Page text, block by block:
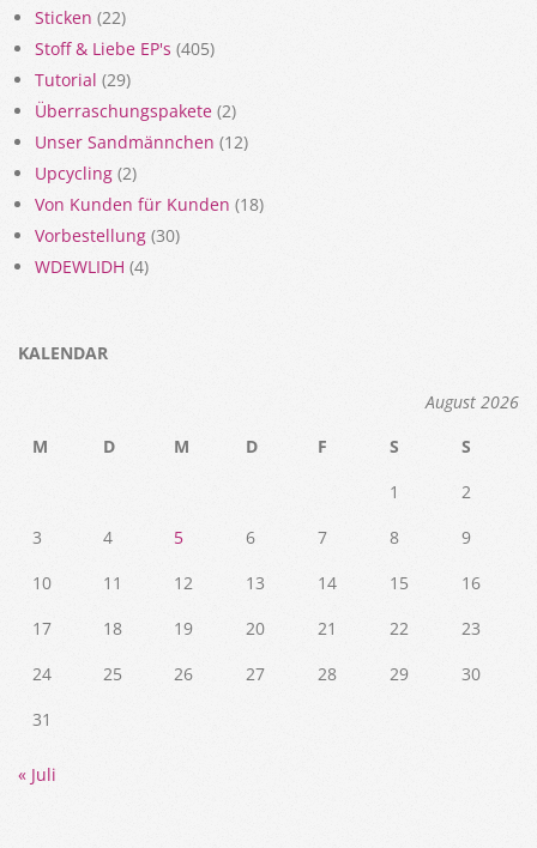
Sticken (22)
Stoff & Liebe EP's (405)
Tutorial (29)
Überraschungspakete (2)
Unser Sandmännchen (12)
Upcycling (2)
Von Kunden für Kunden (18)
Vorbestellung (30)
WDEWLIDH (4)
KALENDAR
August 2026
M
D M D F S
S
1
2
3
4 5 6 7 8
9
10
11 12 13 14 15
16
17
18 19 20 21 22
23
24
25 26 27 28 29
30
31
« Juli